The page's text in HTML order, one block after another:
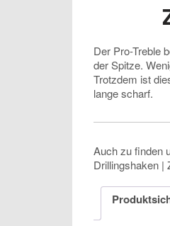
Der Pro-Treble
der Spitze.
Trotzdem ist
lange scharf.
Auch zu finden
Drillingshaken |